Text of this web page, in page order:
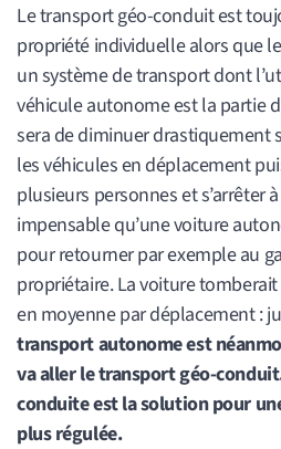
Le transport géo-conduit est
propriété individuelle alors que
un système de transport dont
véhicule autonome est la partie
sera de diminuer drastiquement
les véhicules en déplacement
plusieurs personnes et s’arrêter
impensable qu’une voiture
pour retourner par exemple au
propriétaire. La voiture tomberait
en moyenne par déplacement :
transport autonome est
va aller le transport géo-
conduite est la solution pour
plus régulée.